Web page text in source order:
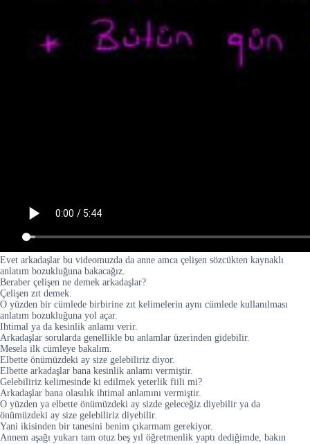
Evet arkadaşlar bu videomuzda da anne amca çelişen sözcükten kaynaklı
anlatım bozukluğuna bakacağız.
Beraber çelişen ne demek arkadaşlar?
Çelişen zıt demek.
O yüzden bir cümlede birbirine zıt kelimelerin aynı cümlede kullanılması
anlatım bozukluğuna yol açar.
Ihtimal ya da kesinlik anlamı verir.
Arkadaşlar sorularda genellikle bu anlamlar üzerinden gidebilir.
Mesela ilk cümleye bakalım.
Elbette önümüzdeki ay size gelebiliriz diyor.
Elbette arkadaşlar bana kesinlik anlamı vermiştir.
Gelebiliriz kelimesinde ki edilmek yeterlik fiili mi?
Arkadaşlar bana olasılık ihtimal anlamını vermiştir.
O yüzden ya elbette önümüzdeki ay sizde geleceğiz diyebilir ya da
önümüzdeki ay size gelebiliriz diyebilir.
Yani ikisinden bir tanesini benim çıkarmam gerekiyor.
Annem aşağı yukarı tam otuz beş yıl öğretmenlik yaptı dediğimde, bakın